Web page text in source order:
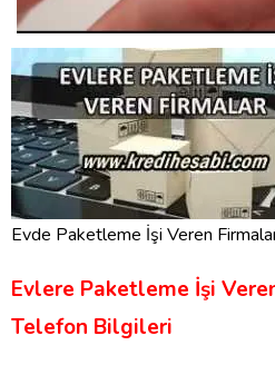
Evde Paketleme İşi Veren
Evlere Paketleme İşi
Telefon Bilgileri